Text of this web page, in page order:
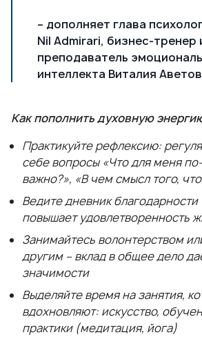
– дополняет глава
Nil Admirari, бизнес-тренер
преподаватель
интеллекта Виталия
Как пополнить духовную
Практикуйте рефлексию:
себе вопросы «Что для меня
важно?», «В чем смысл того,
Ведите дневник благодарности
повышает удовлетворенность
Занимайтесь волонтерством
другим – вклад в общее дело
значимости
Выделяйте время на занятия,
вдохновляют: искусство,
практики (медитация, йога)